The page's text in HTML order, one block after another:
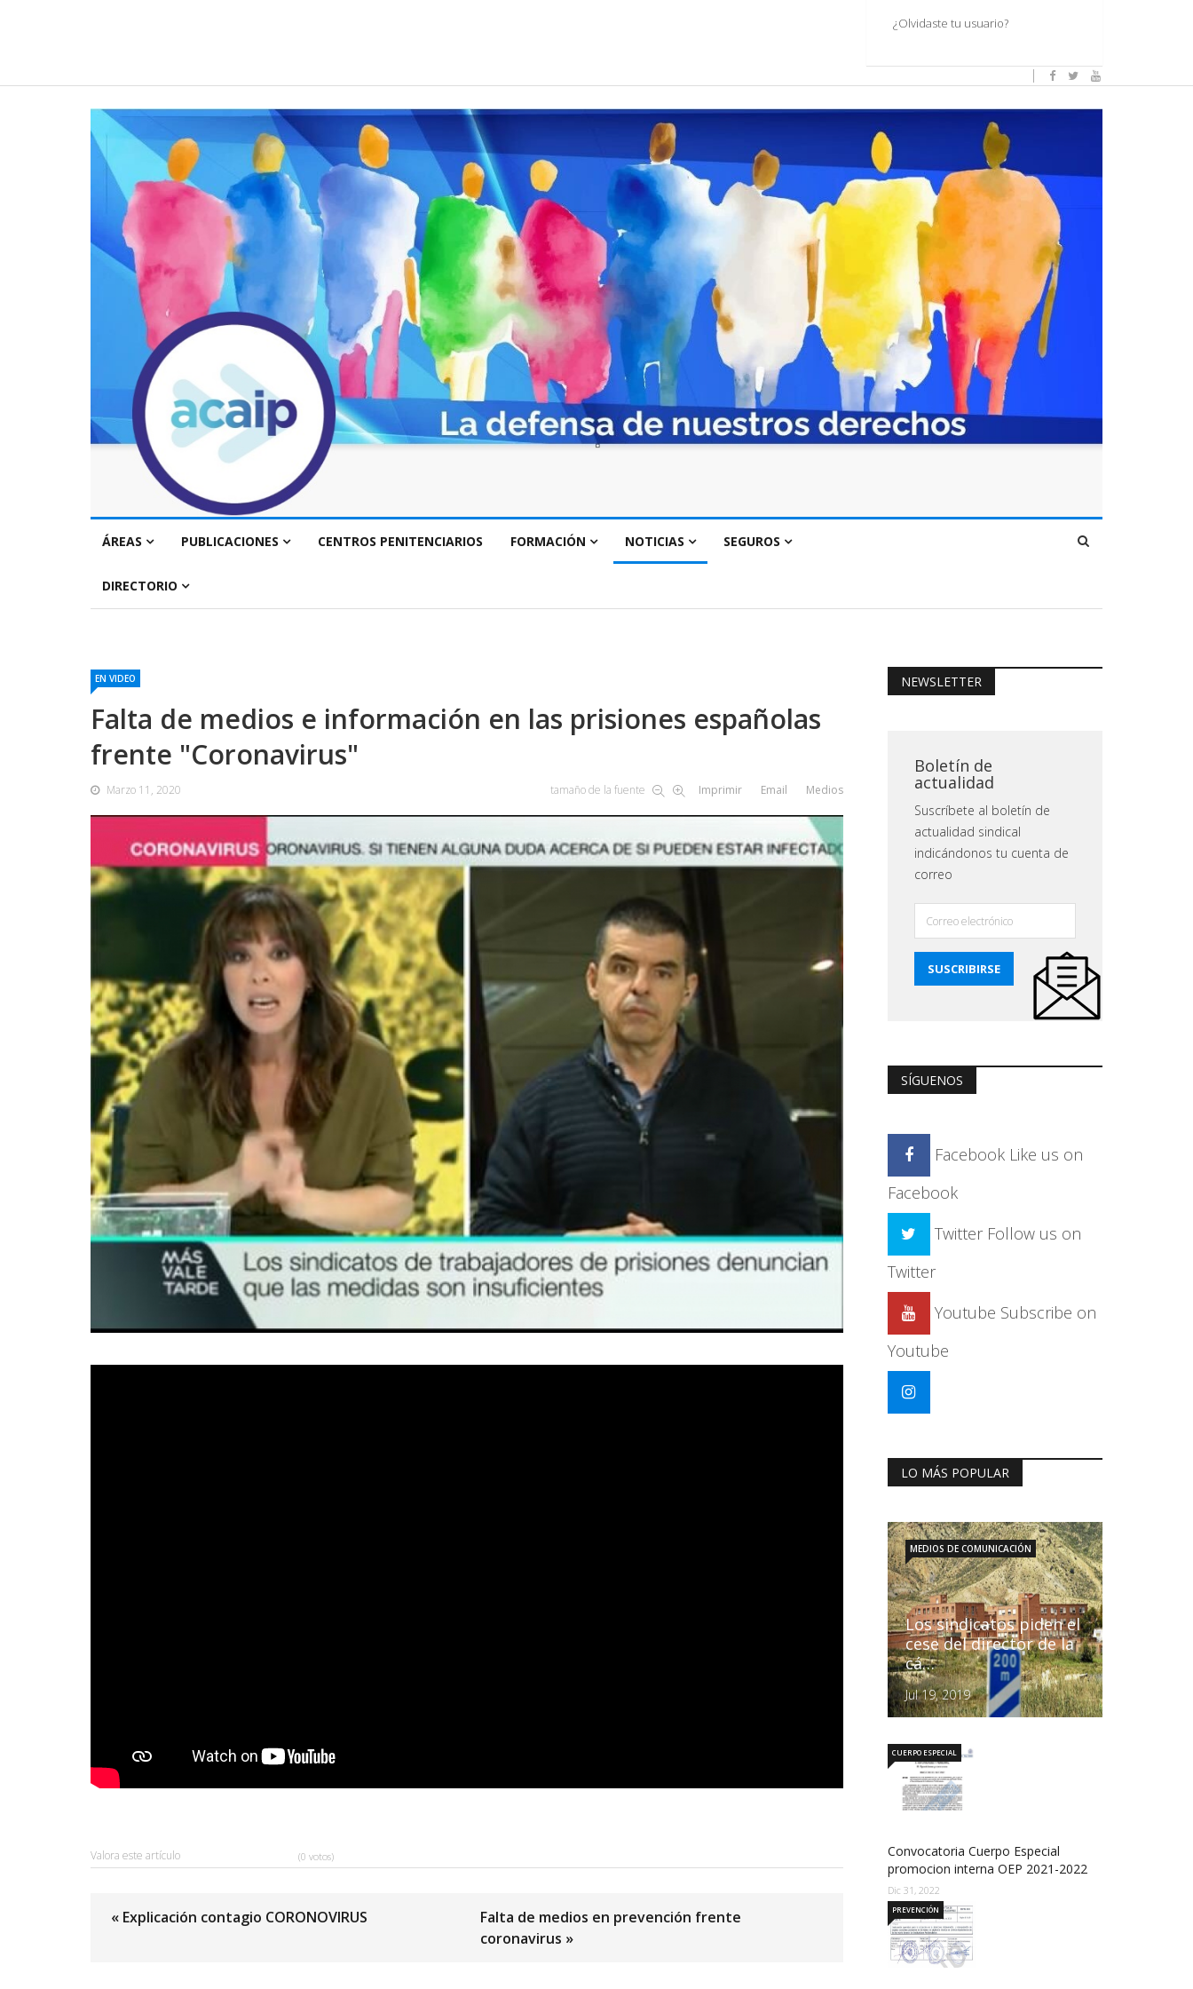
¿Olvidaste tu usuario?
ÁREAS PUBLICACIONES CENTROS PENITENCIARIOS FORMACIÓN NOTICIAS SEGUROS
DIRECTORIO
EN VIDEO
Falta de medios e información en las prisiones españolas
frente "Coronavirus"
Marzo 11, 2020 tamaño de la fuente Imprimir Email Medios
Valora este artículo (0 votos)
« Explicación contagio CORONOVIRUS
Falta de medios en prevención frente
coronavirus »
NEWSLETTER
Boletín de
actualidad
Suscríbete al boletín de
actualidad sindical
indicándonos tu cuenta de
correo
SÍGUENOS
Facebook Like us on
Facebook
Twitter Follow us on
Twitter
Youtube Subscribe on
Youtube
LO MÁS POPULAR
Los sindicatos piden el
cese del director de la
cá…
Jul 19, 2019
MEDIOS DE COMUNICACIÓN
Convocatoria Cuerpo Especial
promocion interna OEP 2021-2022
CUERPO ESPECIAL
Dic 31, 2022
PREVENCIÓN